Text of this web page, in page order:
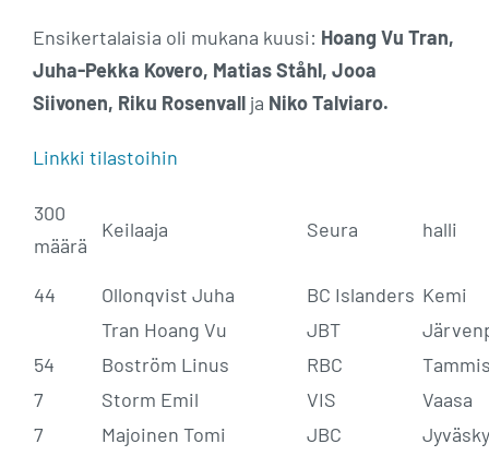
Ensikertalaisia oli mukana kuusi: Hoang Vu Tran,
Juha-Pekka Kovero, Matias Ståhl, Jooa
Siivonen, Riku Rosenvall ja Niko Talviaro.
Linkki tilastoihin
300
määrä
Keilaaja Seura halli
44 Ollonqvist Juha BC Islanders Kemi
Tran Hoang Vu
JBT
54
Boström Linus RBC
7
Storm Emil VIS
Vaasa
7
Majoinen Tomi JBC